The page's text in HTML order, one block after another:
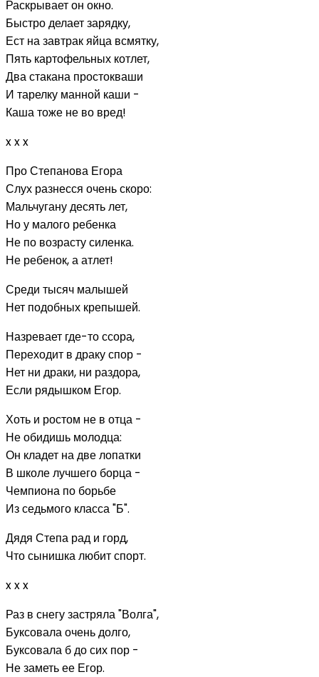
Раскрывает он окно.
Быстро делает зарядку,
Ест на завтрак яйца всмятку,
Пять картофельных котлет,
Два стакана простокваши
И тарелку манной каши -
Каша тоже не во вред!
x x x
Про Степанова Егора
Слух разнесся очень скоро:
Мальчугану десять лет,
Но у малого ребенка
Не по возрасту силенка.
Не ребенок, а атлет!
Среди тысяч малышей
Нет подобных крепышей.
Назревает где-то ссора,
Переходит в драку спор -
Нет ни драки, ни раздора,
Если рядышком Егор.
Хоть и ростом не в отца -
Не обидишь молодца:
Он кладет на две лопатки
В школе лучшего борца -
Чемпиона по борьбе
Из седьмого класса "Б".
Дядя Степа рад и горд,
Что сынишка любит спорт.
x x x
Раз в снегу застряла "Волга",
Буксовала очень долго,
Буксовала б до сих пор -
Не заметь ее Егор.